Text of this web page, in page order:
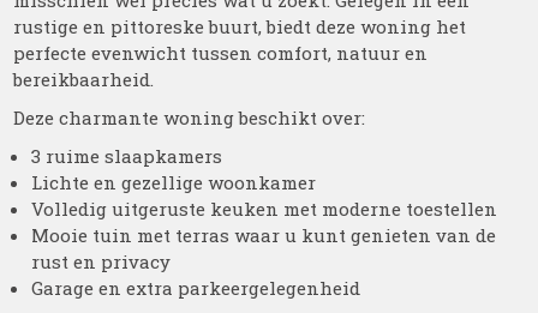
rustige en pittoreske buurt, biedt deze woning het
perfecte evenwicht tussen comfort, natuur en
bereikbaarheid.
Deze charmante woning beschikt over:
3 ruime slaapkamers
Lichte en gezellige woonkamer
Volledig uitgeruste keuken met moderne toestellen
Mooie tuin met terras waar u kunt genieten van de
rust en privacy
Garage en extra parkeergelegenheid